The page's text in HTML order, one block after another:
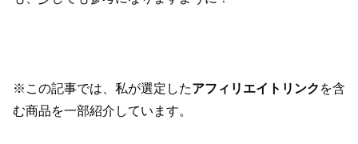
※この記事では、私が選定したアフィリエイトリンク を含
む商品を一部紹介しています。